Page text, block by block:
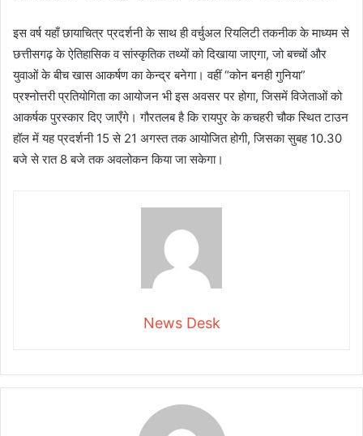
इस वर्ष यहाँ छायाचित्र प्रदर्शनी के साथ ही वर्चुअल रियलिटी तकनीक के माध्यम से
छत्तीसगढ़ के ऐतिहासिक व सांस्कृतिक तथ्यों को दिखाया जाएगा, जो बच्चों और
युवाओं के बीच खास आकर्षण का केन्द्र बनेगा। वहीं “कोन बनही गुनिया”
प्रश्नोत्तरी प्रतियोगिता का आयोजन भी इस अवसर पर होगा, जिसमें विजेताओं को
आकर्षक पुरस्कार दिए जाएँगे। गौरतलब है कि रायपुर के कचहरी चौक स्थित टाउन
हॉल में यह प्रदर्शनी 15 से 21 अगस्त तक आयोजित होगी, जिसका सुबह 10.30
बजे से रात 8 बजे तक अवलोकन किया जा सकेगा।
News Desk